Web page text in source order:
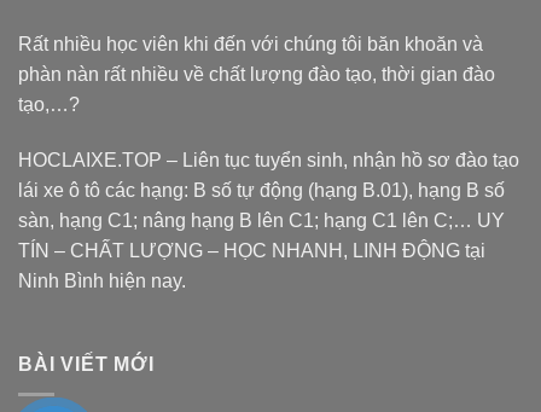
Rất nhiều học viên khi đến với chúng tôi băn khoăn và
phàn nàn rất nhiều về chất lượng đào tạo, thời gian đào
tạo,…?
HOCLAIXE.TOP – Liên tục tuyển sinh, nhận hồ sơ đào tạo
lái xe ô tô các hạng: B số tự động (hạng B.01), hạng B số
sàn, hạng C1; nâng hạng B lên C1; hạng C1 lên C;… UY
TÍN – CHẤT LƯỢNG – HỌC NHANH, LINH ĐỘNG tại
Ninh Bình hiện nay.
BÀI VIẾT MỚI